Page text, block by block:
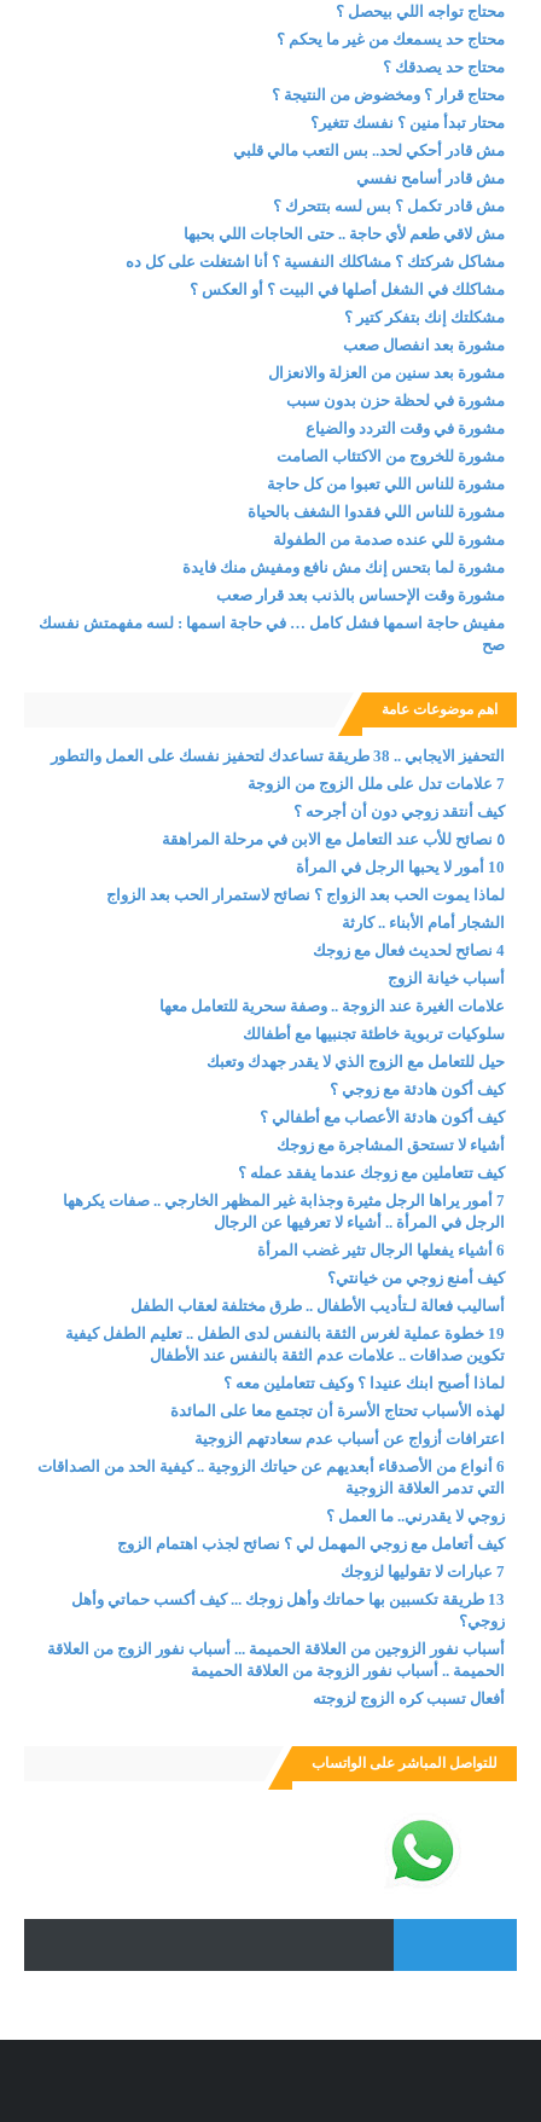
محتاج تواجه اللي بيحصل ؟
محتاج حد يسمعك من غير ما يحكم ؟
محتاج حد يصدقك ؟
محتاج قرار ؟ ومخضوض من النتيجة ؟
محتار تبدأ منين ؟ نفسك تتغير؟
مش قادر أحكي لحد.. بس التعب مالي قلبي
مش قادر أسامح نفسي
مش قادر تكمل ؟ بس لسه بتتحرك ؟
مش لاقي طعم لأي حاجة .. حتى الحاجات اللي بحبها
مشاكل شركتك ؟ مشاكلك النفسية ؟ أنا اشتغلت على كل ده
مشاكلك في الشغل أصلها في البيت ؟ أو العكس ؟
مشكلتك إنك بتفكر كتير ؟
مشورة بعد انفصال صعب
مشورة بعد سنين من العزلة والانعزال
مشورة في لحظة حزن بدون سبب
مشورة في وقت التردد والضياع
مشورة للخروج من الاكتئاب الصامت
مشورة للناس اللي تعبوا من كل حاجة
مشورة للناس اللي فقدوا الشغف بالحياة
مشورة للي عنده صدمة من الطفولة
مشورة لما بتحس إنك مش نافع ومفيش منك فايدة
مشورة وقت الإحساس بالذنب بعد قرار صعب
مفيش حاجة اسمها فشل كامل … في حاجة اسمها : لسه مفهمتش نفسك
صح
اهم موضوعات عامة
التحفيز الايجابي .. 38 طريقة تساعدك لتحفيز نفسك على العمل والتطور
7 علامات تدل على ملل الزوج من الزوجة
كيف أنتقد زوجي دون أن أجرحه ؟
٥ نصائح للأب عند التعامل مع الابن في مرحلة المراهقة
10 أمور لا يحبها الرجل في المرأة
لماذا يموت الحب بعد الزواج ؟ نصائح لاستمرار الحب بعد الزواج
الشجار أمام الأبناء .. كارثة
4 نصائح لحديث فعال مع زوجك
أسباب خيانة الزوج
علامات الغيرة عند الزوجة .. وصفة سحرية للتعامل معها
سلوكيات تربوية خاطئة تجنبيها مع أطفالك
حيل للتعامل مع الزوج الذي لا يقدر جهدك وتعبك
كيف أكون هادئة مع زوجي ؟
كيف أكون هادئة الأعصاب مع أطفالي ؟
أشياء لا تستحق المشاجرة مع زوجك
كيف تتعاملين مع زوجك عندما يفقد عمله ؟
7 أمور يراها الرجل مثيرة وجذابة غير المظهر الخارجي .. صفات يكرهها
الرجل في المرأة .. أشياء لا تعرفيها عن الرجال
6 أشياء يفعلها الرجال تثير غضب المرأة
كيف أمنع زوجي من خيانتي؟
أساليب فعالة لـتأديب الأطفال .. طرق مختلفة لعقاب الطفل
19 خطوة عملية لغرس الثقة بالنفس لدى الطفل .. تعليم الطفل كيفية
تكوين صداقات .. علامات عدم الثقة بالنفس عند الأطفال
لماذا أصبح ابنك عنيدا ؟ وكيف تتعاملين معه ؟
لهذه الأسباب تحتاج الأسرة أن تجتمع معا على المائدة
اعترافات أزواج عن أسباب عدم سعادتهم الزوجية
6 أنواع من الأصدقاء أبعديهم عن حياتك الزوجية .. كيفية الحد من الصداقات
التي تدمر العلاقة الزوجية
زوجي لا يقدرني.. ما العمل ؟
كيف أتعامل مع زوجي المهمل لي ؟ نصائح لجذب اهتمام الزوج
7 عبارات لا تقوليها لزوجك
13 طريقة تكسبين بها حماتك وأهل زوجك ... كيف أكسب حماتي وأهل
زوجي؟
أسباب نفور الزوجين من العلاقة الحميمة ... أسباب نفور الزوج من العلاقة
الحميمة .. أسباب نفور الزوجة من العلاقة الحميمة
أفعال تسبب كره الزوج لزوجته
للتواصل المباشر على الواتساب